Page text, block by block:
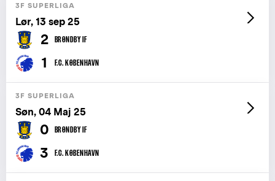
3F SUPERLIGA
Lør, 13 sep 25
2 BRØNDBY IF
1 F.C. KØBENHAVN
3F SUPERLIGA
Søn, 04 Maj 25
0 BRØNDBY IF
3 F.C. KØBENHAVN